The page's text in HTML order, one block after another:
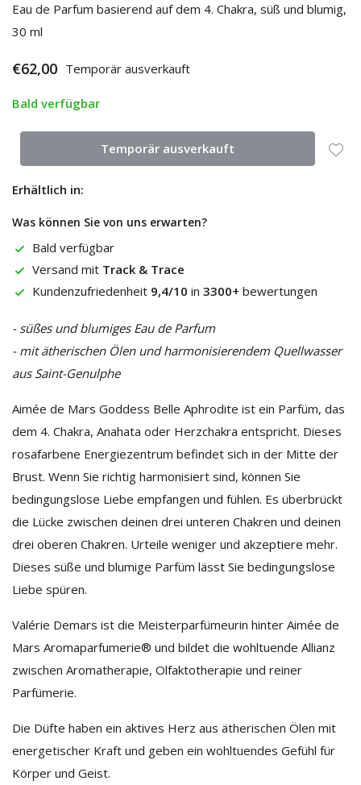
Eau de Parfum basierend auf dem 4. Chakra, süß und blumig,
30 ml
€62,00 Temporär ausverkauft
Bald verfügbar
Temporär ausverkauft
Erhältlich in:
Was können Sie von uns erwarten?
Bald verfügbar
Versand mit Track & Trace
Kundenzufriedenheit 9,4/10 in 3300+ bewertungen
- süßes und blumiges Eau de Parfum
- mit ätherischen Ölen und harmonisierendem Quellwasser
aus Saint-Genulphe
Aimée de Mars Goddess Belle Aphrodite ist ein Parfüm, das
dem 4. Chakra, Anahata oder Herzchakra entspricht. Dieses
rosafarbene Energiezentrum befindet sich in der Mitte der
Brust. Wenn Sie richtig harmonisiert sind, können Sie
bedingungslose Liebe empfangen und fühlen. Es überbrückt
die Lücke zwischen deinen drei unteren Chakren und deinen
drei oberen Chakren. Urteile weniger und akzeptiere mehr.
Dieses süße und blumige Parfüm lässt Sie bedingungslose
Liebe spüren.
Valérie Demars ist die Meisterparfümeurin hinter Aimée de
Mars Aromaparfumerie® und bildet die wohltuende Allianz
zwischen Aromatherapie, Olfaktotherapie und reiner
Parfümerie.
Die Düfte haben ein aktives Herz aus ätherischen Ölen mit
energetischer Kraft und geben ein wohltuendes Gefühl für
Körper und Geist.